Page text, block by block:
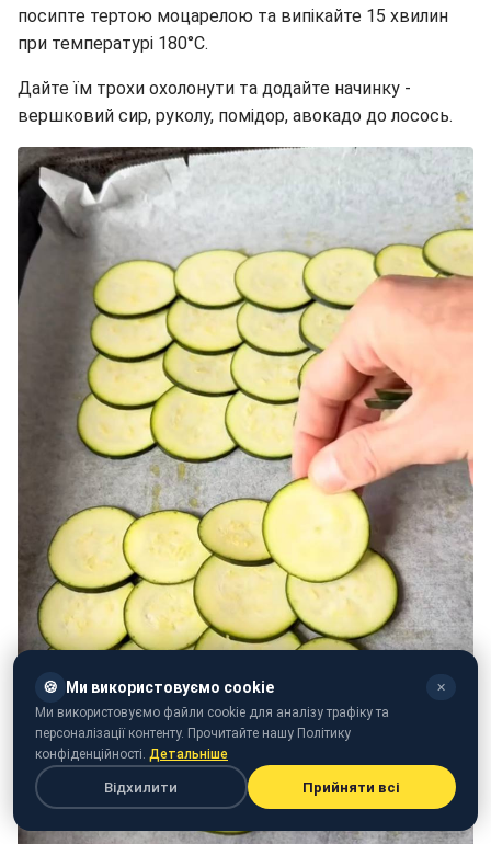
посипте тертою моцарелою та випікайте 15 хвилин
при температурі 180°C.
Дайте їм трохи охолонути та додайте начинку -
вершковий сир, руколу, помідор, авокадо до лосось.
🍪 Ми використовуємо cookie ✕
Ми використовуємо файли cookie для аналізу трафіку та
персоналізації контенту. Прочитайте нашу Політику
конфіденційності. Детальніше
Відхилити Прийняти всі